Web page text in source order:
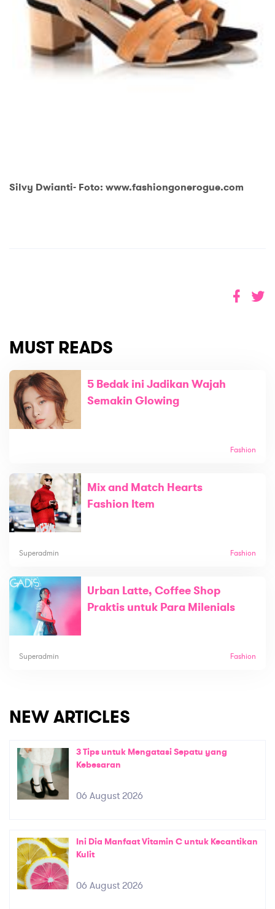
Silvy Dwianti- Foto: www.fashiongonerogue.com
MUST READS
5 Bedak ini Jadikan Wajah
Semakin Glowing
Fashion
Mix and Match Hearts
Fashion Item
Superadmin Fashion
Urban Latte, Coffee Shop
Praktis untuk Para Milenials
Superadmin Fashion
NEW ARTICLES
3 Tips untuk Mengatasi Sepatu yang
Kebesaran
06 August 2026
Ini Dia Manfaat Vitamin C untuk Kecantikan
Kulit
06 August 2026